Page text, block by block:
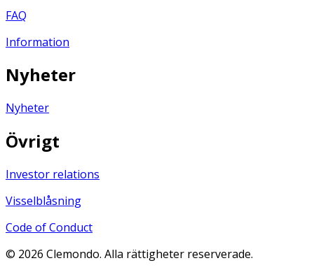
FAQ
Information
Nyheter
Nyheter
Övrigt
Investor relations
Visselblåsning
Code of Conduct
© 2026 Clemondo. Alla rättigheter reserverade.